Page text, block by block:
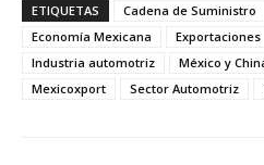
ETIQUETAS
Cadena de Suministro
Economía Mexicana
Exportaciones
Industria automotriz
México y
Mexicoxport
Sector Automotriz